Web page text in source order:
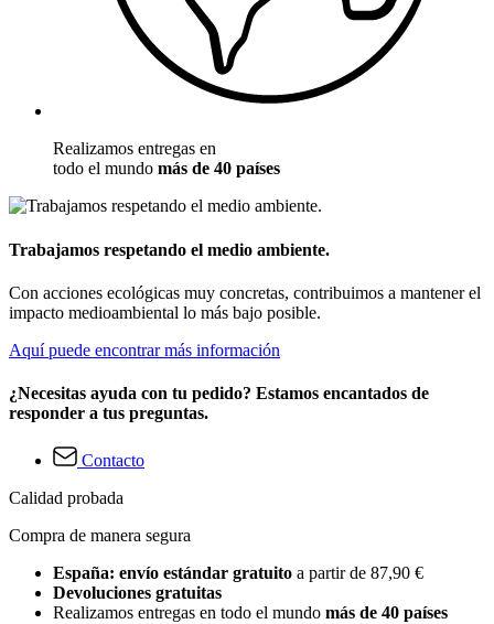
Realizamos entregas en
todo el mundo más de 40 países
Trabajamos respetando el medio ambiente.
Con acciones ecológicas muy concretas, contribuimos a mantener el
impacto medioambiental lo más bajo posible.
Aquí puede encontrar más información
¿Necesitas ayuda con tu pedido? Estamos encantados de
responder a tus preguntas.
Contacto
Calidad probada
Compra de manera segura
España: envío estándar gratuito a partir de 87,90 €
Devoluciones gratuitas
Realizamos entregas en todo el mundo más de 40 países